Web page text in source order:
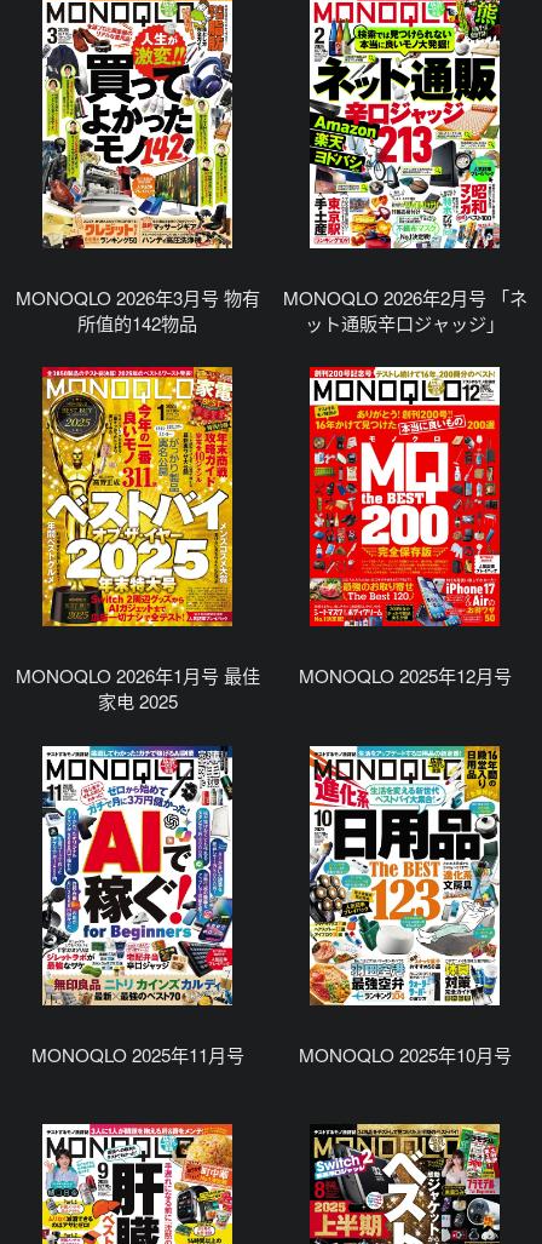
MONOQLO 2026年3月号 物有
所值的142物品
MONOQLO 2026年2月号 「ネ
ット通販辛口ジャッジ」
MONOQLO 2026年1月号 最佳
家电 2025
MONOQLO 2025年12月号
MONOQLO 2025年11月号 MONOQLO 2025年10月号